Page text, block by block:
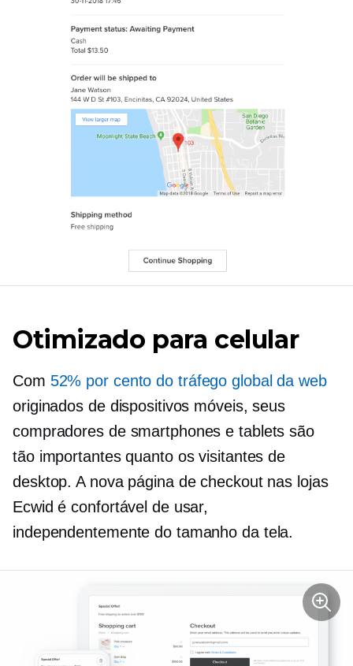
Otimizado para celular
Com 52% por cento do tráfego global da web
originados de dispositivos móveis, seus
compradores de smartphones e tablets são
tão importantes quanto os visitantes de
desktop. A nova página de checkout nas lojas
Ecwid é confortável de usar,
independentemente do tamanho da tela.